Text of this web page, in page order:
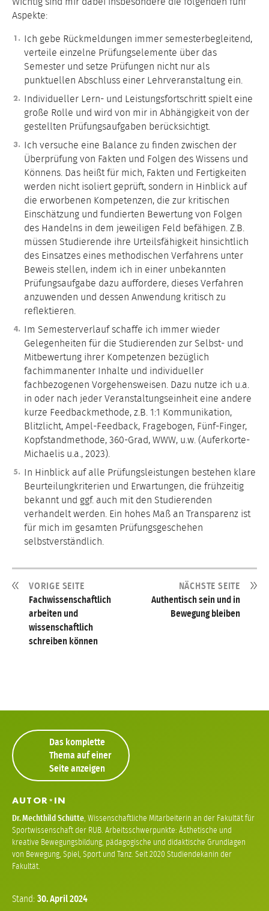
Aspekte:
Ich gebe Rückmeldungen immer semesterbegleitend,
verteile einzelne Prüfungselemente über das
Semester und setze Prüfungen nicht nur als
punktuellen Abschluss einer Lehrveranstaltung ein.
Individueller Lern- und Leistungsfortschritt spielt eine
große Rolle und wird von mir in Abhängigkeit von der
gestellten Prüfungsaufgaben berücksichtigt.
Ich versuche eine Balance zu finden zwischen der
Überprüfung von Fakten und Folgen des Wissens und
Könnens. Das heißt für mich, Fakten und Fertigkeiten
werden nicht isoliert geprüft, sondern in Hinblick auf
die erworbenen Kompetenzen, die zur kritischen
Einschätzung und fundierten Bewertung von Folgen
des Handelns in dem jeweiligen Feld befähigen. Z.B.
müssen Studierende ihre Urteilsfähigkeit hinsichtlich
des Einsatzes eines methodischen Verfahrens unter
Beweis stellen, indem ich in einer unbekannten
Prüfungsaufgabe dazu auffordere, dieses Verfahren
anzuwenden und dessen Anwendung kritisch zu
reflektieren.
Im Semesterverlauf schaffe ich immer wieder
Gelegenheiten für die Studierenden zur Selbst- und
Mitbewertung ihrer Kompetenzen bezüglich
fachimmanenter Inhalte und individueller
fachbezogenen Vorgehensweisen. Dazu nutze ich u.a.
in oder nach jeder Veranstaltungseinheit eine andere
kurze Feedbackmethode, z.B. 1:1 Kommunikation,
Blitzlicht, Ampel-Feedback, Fragebogen, Fünf-Finger,
Kopfstandmethode, 360-Grad, WWW, u.w. (Auferkorte-
Michaelis u.a., 2023).
In Hinblick auf alle Prüfungsleistungen bestehen klare
Beurteilungkriterien und Erwartungen, die frühzeitig
bekannt und ggf. auch mit den Studierenden
verhandelt werden. Ein hohes Maß an Transparenz ist
für mich im gesamten Prüfungsgeschehen
selbstverständlich.
VORIGE SEITE
Fachwissenschaftlich
arbeiten und
wissenschaftlich
schreiben können
NÄCHSTE SEITE
Authentisch sein und in
Bewegung bleiben
Das komplette
Thema auf einer
Seite anzeigen
AUTOR* IN
Dr.Mechthild Schütte,Wissenschaftliche Mitarbeiterin an der Fakultät für
Sportwissenschaft der RUB. Arbeitsschwerpunkte: Ästhetische und
kreative Bewegungsbildung, pädagogische und didaktische Grundlagen
von Bewegung, Spiel, Sport und Tanz. Seit 2020 Studiendekanin der
Fakultät.
Stand: 30.April2024